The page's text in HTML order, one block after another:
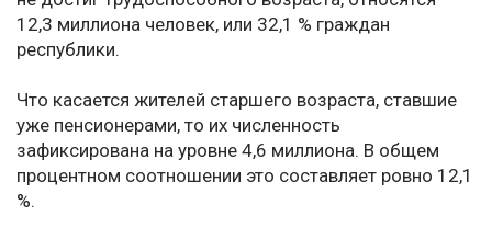
12,3 миллиона человек, или 32,1 % граждан
республики.
Что касается жителей старшего возраста, ставшие
уже пенсионерами, то их численность
зафиксирована на уровне 4,6 миллиона. В общем
процентном соотношении это составляет ровно 12,1
%.